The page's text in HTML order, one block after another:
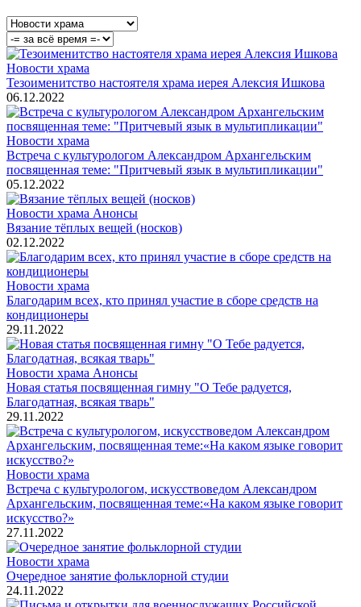
Новости храма
Тезоименитство настоятеля храма иерея Алексия Ишкова
06.12.2022
Новости храма
Встреча с культурологом Александром Архангельским
посвященная теме: "Притчевый язык в мультипликации"
05.12.2022
Новости храма Анонсы
Вязание тёплых вещей (носков)
02.12.2022
Новости храма
Благодарим всех, кто принял участие в сборе средств на
кондиционеры
29.11.2022
Новости храма Анонсы
Новая статья посвященная гимну "О Тебе радуется,
Благодатная, всякая тварь"
29.11.2022
Новости храма
Встреча с культурологом, искусствоведом Александром
Архангельским, посвященная теме:«На каком языке говорит
искусство?»
27.11.2022
Новости храма
Очередное занятие фольклорной студии
24.11.2022